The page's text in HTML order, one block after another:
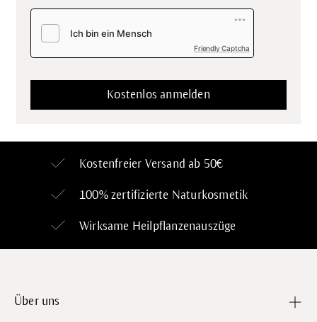
Friendly Captcha
Kostenfreier Versand ab 50€
100% zertifizierte Naturkosmetik
Wirksame Heilpflanzenauszüge
Über uns